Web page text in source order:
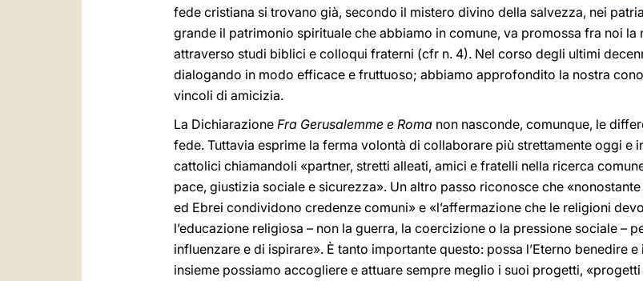
fede cristiana si trovano già, secondo il mistero divino della salvezza, nei
grande il patrimonio spirituale che abbiamo in comune, va promossa fra noi
attraverso studi biblici e colloqui fraterni (cfr n. 4). Nel corso degli ultimi
dialogando in modo efficace e fruttuoso; abbiamo approfondito la nostra
vincoli di amicizia.
La Dichiarazione Fra Gerusalemme e Roma non nasconde, comunque, le
fede. Tuttavia esprime la ferma volontà di collaborare più strettamente oggi e
cattolici chiamandoli «partner, stretti alleati, amici e fratelli nella ricerca
pace, giustizia sociale e sicurezza». Un altro passo riconosce che
ed Ebrei condividono credenze comuni» e «l’affermazione che le religioni
l’educazione religiosa – non la guerra, la coercizione o la pressione sociale –
influenzare e di ispirare». È tanto importante questo: possa l’Eterno benedire
insieme possiamo accogliere e attuare sempre meglio i suoi progetti,